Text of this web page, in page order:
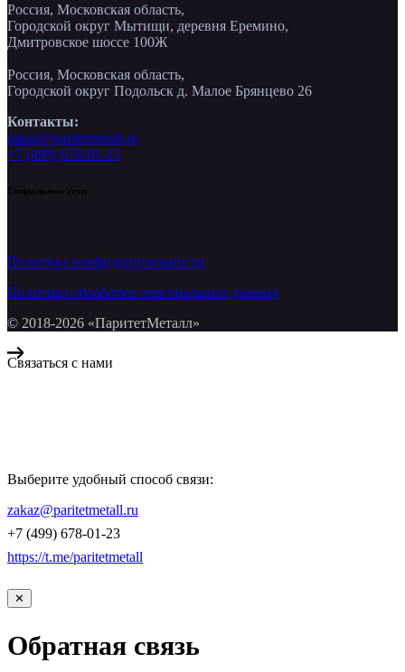
Россия, Московская область,
Городской округ Мытищи, деревня Еремино,
Дмитровское шоссе 100Ж
Россия, Московская область,
Городской округ Подольск д. Малое Брянцево 26
Контакты:
zakaz@paritetmetall.ru
+7 (499) 678-01-23
Социальные сети
Политика конфиденциальности
Политика обработки персональных данных
© 2018-2026 «ПаритетМеталл»
Связаться с нами
Выберите удобный способ связи:
zakaz@paritetmetall.ru
+7 (499) 678-01-23
https://t.me/paritetmetall
✕
Обратная связь